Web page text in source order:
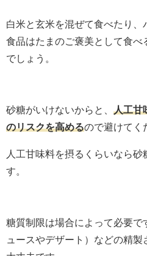
白米と玄米を混ぜて食べたり、
食品はたまのご褒美として食べ
でしょう。
砂糖がいけないからと、 人工甘
のリスクを高めるので避けてく
人工甘味料を摂るくらいなら
す。
糖質制限は場合によって必要で
ュースやデザート）などの精